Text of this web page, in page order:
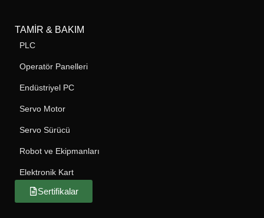
TAMIR & BAKIM
PLC
Operatör Panelleri
Endüstriyel PC
Servo Motor
Servo Sürücü
Robot ve Ekipmanları
Elektronik Kart
Sertifikalar